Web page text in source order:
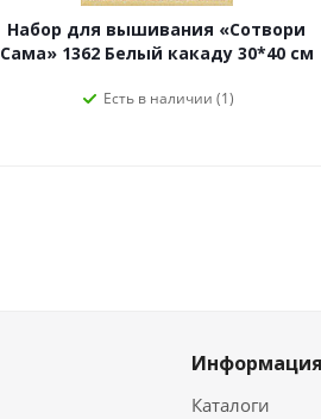
Набор для вышивания «Сотвори
Сама» 1362 Белый какаду 30*40 см
Есть в наличии (1)
Информация
Каталоги